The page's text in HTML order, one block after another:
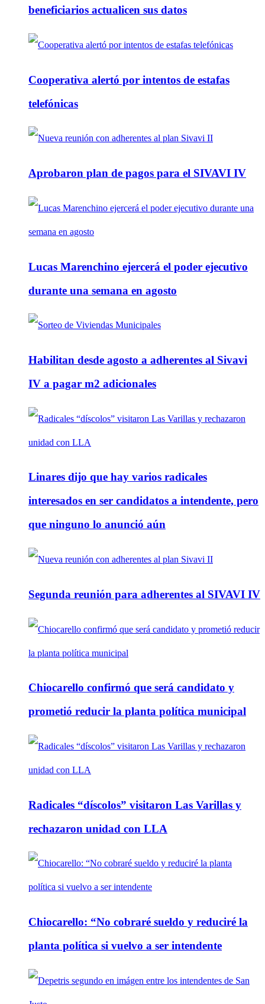
beneficiarios actualicen sus datos
Cooperativa alertó por intentos de estafas
telefónicas
Aprobaron plan de pagos para el SIVAVI IV
Lucas Marenchino ejercerá el poder ejecutivo
durante una semana en agosto
Habilitan desde agosto a adherentes al Sivavi
IV a pagar m2 adicionales
Linares dijo que hay varios radicales
interesados en ser candidatos a intendente, pero
que ninguno lo anunció aún
Segunda reunión para adherentes al SIVAVI IV
Chiocarello confirmó que será candidato y
prometió reducir la planta política municipal
Radicales “díscolos” visitaron Las Varillas y
rechazaron unidad con LLA
Chiocarello: “No cobraré sueldo y reduciré la
planta política si vuelvo a ser intendente